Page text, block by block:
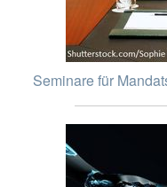
Seminare für